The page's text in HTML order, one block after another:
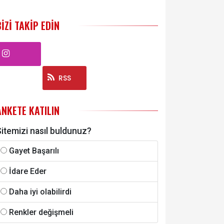
TAKIP EDIN
RSS
KATILIN
nasıl buldunuz?
Gayet Başarılı
İdare Eder
Daha iyi olabilirdi
Renkler değişmeli